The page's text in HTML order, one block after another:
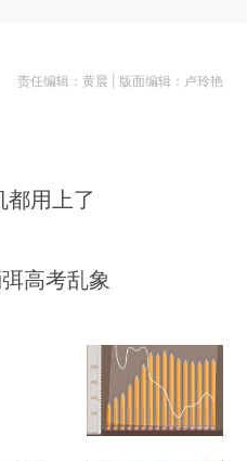
责任编辑：黄晨 | 版面编辑：卢玲艳
都用上了
高考乱象